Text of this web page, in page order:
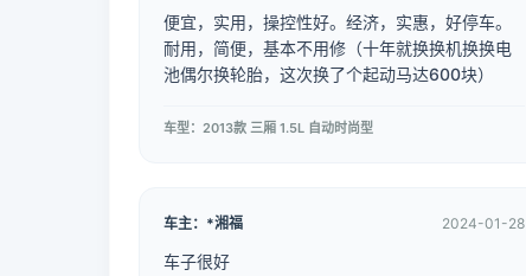
便宜，实用，操控性好。经济，实惠，好停车。
耐用，简便，基本不用修（十年就换换机换换电
池偶尔换轮胎，这次换了个起动马达600块）
车型：2013款 三厢 1.5L 自动时尚型
车主：*湘福 2024-01-28
车子很好